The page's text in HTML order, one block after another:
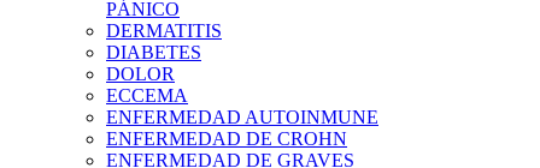
PÁNICO
DERMATITIS
DIABETES
DOLOR
ECCEMA
ENFERMEDAD AUTOINMUNE
ENFERMEDAD DE CROHN
ENFERMEDAD DE GRAVES